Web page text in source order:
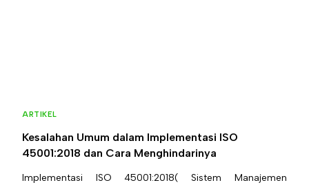
ARTIKEL
Kesalahan Umum dalam Implementasi ISO
45001:2018 dan Cara Menghindarinya
Implementasi ISO 45001:2018( Sistem Manajemen